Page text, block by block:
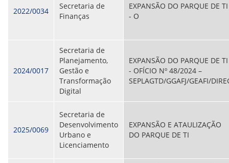
2022/0034
Secretaria de
Finanças
EXPANSÃO DO PARQUE DE TI
- O
2024/0017
Secretaria de
Planejamento,
Gestão e
Transformação
Digital
EXPANSÃO DO PARQUE DE TI
- OFÍCIO Nº 48/2024 –
SEPLAGTD/GGAFJ/GEAFI/
2025/0069
Secretaria de
Desenvolvimento
Urbano e
Licenciamento
EXPANSÃO E ATAULIZAÇÃO
DO PARQUE DE TI